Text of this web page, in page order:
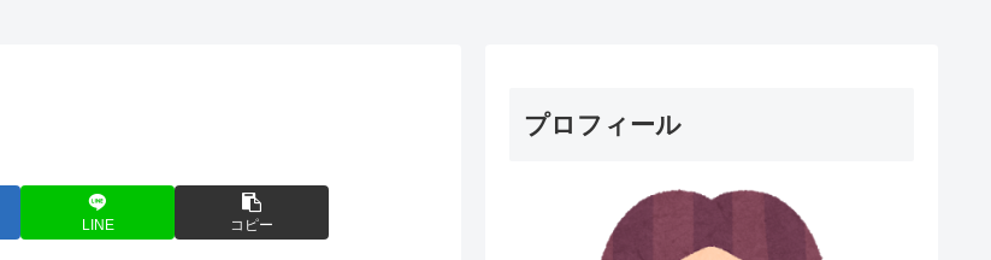
LINE コピー
プロフィール